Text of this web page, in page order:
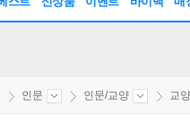
인문 인문/교양 교